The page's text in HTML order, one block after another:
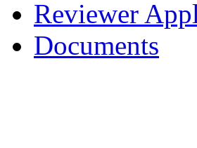
Reviewer
Documents